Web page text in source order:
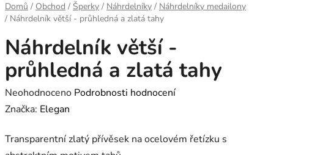
Domů / Obchod / Šperky / Náhrdelníky / Náhrdelníky medailony
/ Náhrdelník větší - průhledná a zlatá tahy
Náhrdelník větší -
průhledná a zlatá tahy
Průměrné
hodnocení
je
Neohodnoceno Podrobnosti hodnocení
Značka: Elegan
Transparentní zlatý přívěsek na ocelovém řetízku s